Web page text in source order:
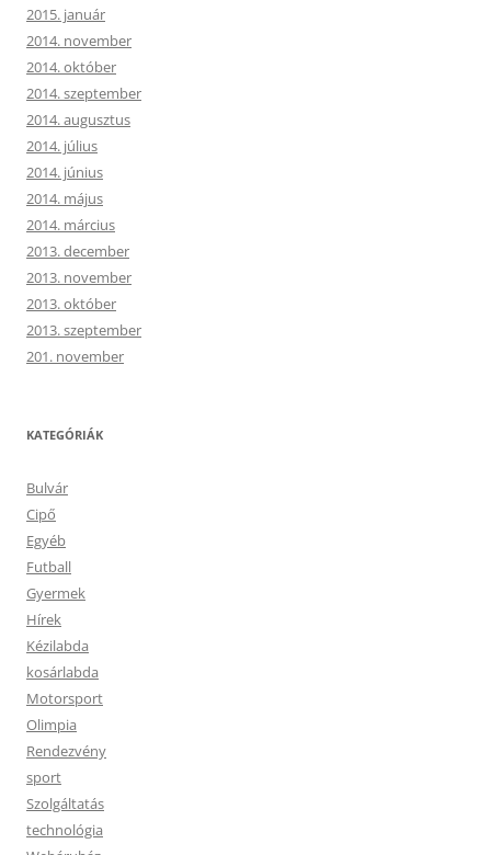
2015. január
2014. november
2014. október
2014. szeptember
2014. augusztus
2014. július
2014. június
2014. május
2014. március
2013. december
2013. november
2013. október
2013. szeptember
201. november
KATEGÓRIÁK
Bulvár
Cipő
Egyéb
Futball
Gyermek
Hírek
Kézilabda
kosárlabda
Motorsport
Olimpia
Rendezvény
sport
Szolgáltatás
technológia